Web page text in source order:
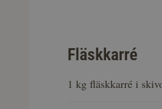
Fläskkarré
1 kg fläskkarré i